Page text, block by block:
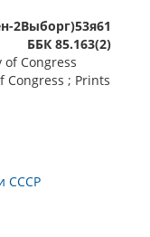
2Выборг)53я61
ББК 85.163(2)
Congress
Congress ; Prints
СССР